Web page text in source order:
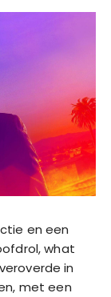
en een
what
in
met een